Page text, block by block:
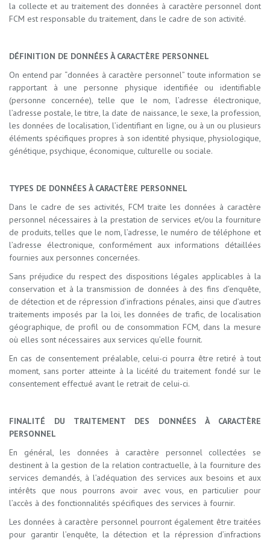
la collecte et au traitement des données à caractère personnel dont
FCM est responsable du traitement, dans le cadre de son activité.
DÉFINITION DE DONNÉES À CARACTÈRE PERSONNEL
On entend par “données à caractère personnel” toute information se
rapportant à une personne physique identifiée ou identifiable
(personne concernée), telle que le nom, l’adresse électronique,
l’adresse postale, le titre, la date de naissance, le sexe, la profession,
les données de localisation, l’identifiant en ligne, ou à un ou plusieurs
éléments spécifiques propres à son identité physique, physiologique,
génétique, psychique, économique, culturelle ou sociale.
TYPES DE DONNÉES À CARACTÈRE PERSONNEL
Dans le cadre de ses activités, FCM traite les données à caractère
personnel nécessaires à la prestation de services et/ou la fourniture
de produits, telles que le nom, l’adresse, le numéro de téléphone et
l’adresse électronique, conformément aux informations détaillées
fournies aux personnes concernées.
Sans préjudice du respect des dispositions légales applicables à la
conservation et à la transmission de données à des fins d’enquête,
de détection et de répression d’infractions pénales, ainsi que d’autres
traitements imposés par la loi, les données de trafic, de localisation
géographique, de profil ou de consommation FCM, dans la mesure
où elles sont nécessaires aux services qu’elle fournit.
En cas de consentement préalable, celui-ci pourra être retiré à tout
moment, sans porter atteinte à la licéité du traitement fondé sur le
consentement effectué avant le retrait de celui-ci.
FINALITÉ DU TRAITEMENT DES DONNÉES À CARACTÈRE
PERSONNEL
En général, les données à caractère personnel collectées se
destinent à la gestion de la relation contractuelle, à la fourniture des
services demandés, à l’adéquation des services aux besoins et aux
intérêts que nous pourrons avoir avec vous, en particulier pour
l’accès à des fonctionnalités spécifiques des services à fournir.
Les données à caractère personnel pourront également être traitées
pour garantir l’enquête, la détection et la répression d’infractions